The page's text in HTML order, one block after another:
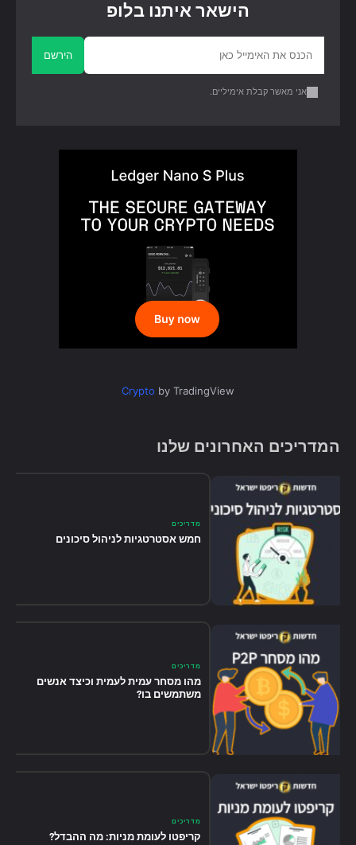
הישאר איתנו בלופ
הירשם
אני מאשר קבלת אימיליים.
Crypto by TradingView
המדריכים האחרונים שלנו
מדריכים
חמש אסטרטגיות לניהול סיכונים
מדריכים
מהו מסחר עמית לעמית וכיצד אנשים
משתמשים בו?
מדריכים
קריפטו לעומת מניות: מה ההבדל?